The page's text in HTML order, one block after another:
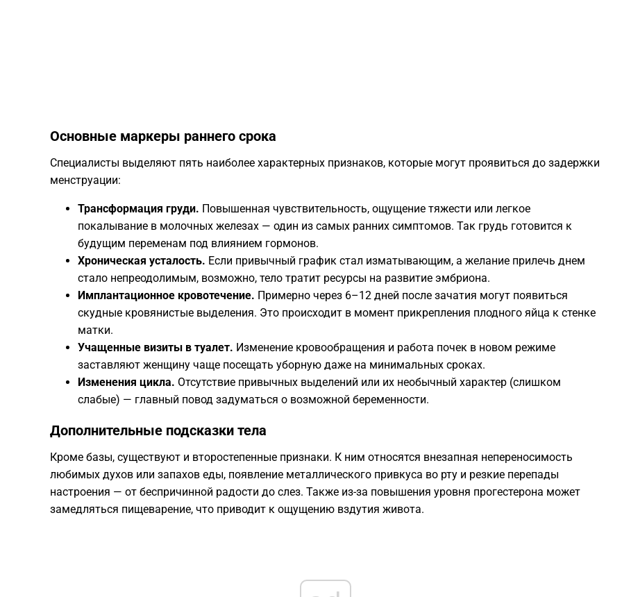
​Основные маркеры раннего срока
​Специалисты выделяют пять наиболее характерных признаков, которые могут проявиться до задержки
менструации:
Трансформация груди. Повышенная чувствительность, ощущение тяжести или легкое
покалывание в молочных железах — один из самых ранних симптомов. Так грудь готовится к
будущим переменам под влиянием гормонов.
Хроническая усталость. Если привычный график стал изматывающим, а желание прилечь днем
стало непреодолимым, возможно, тело тратит ресурсы на развитие эмбриона.
Имплантационное кровотечение. Примерно через 6–12 дней после зачатия могут появиться
скудные кровянистые выделения. Это происходит в момент прикрепления плодного яйца к стенке
матки.
Учащенные визиты в туалет. Изменение кровообращения и работа почек в новом режиме
заставляют женщину чаще посещать уборную даже на минимальных сроках.
Изменения цикла. Отсутствие привычных выделений или их необычный характер (слишком
слабые) — главный повод задуматься о возможной беременности.
​Дополнительные подсказки тела
​Кроме базы, существуют и второстепенные признаки. К ним относятся внезапная непереносимость
любимых духов или запахов еды, появление металлического привкуса во рту и резкие перепады
настроения — от беспричинной радости до слез. Также из-за повышения уровня прогестерона может
замедляться пищеварение, что приводит к ощущению вздутия живота.